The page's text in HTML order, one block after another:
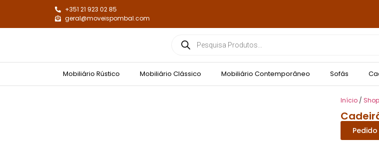
+351 21 923 02 85
geral@moveispombal.com
Mobiliário Rústico Mobiliário Clássico Mobiliário Contemporâneo Sofás
Início / Shop